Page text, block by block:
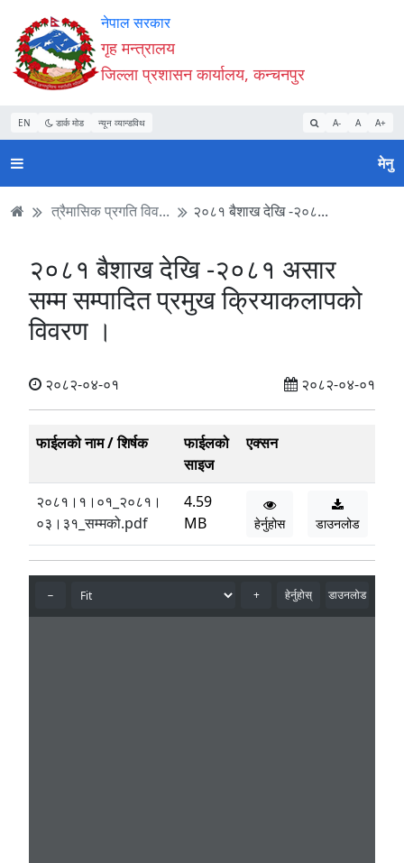
Accessibility
Mode
सुरु
गर्नुहोस्
सामाग्री
पढ्नुहाेस्
नेभिगेसन
पढ्नुहाेस्
वेबसाइट
खोजमा
जानुहोस्
नेपाल सरकार
गृह मन्त्रालय
जिल्ला प्रशासन कार्यालय, कन्चनपुर
EN डार्क मोड न्यून व्यान्डविथ A- A A+
मेनु
त्रैमासिक प्रगति विव... २०८१ बैशाख देखि -२०८...
२०८१ बैशाख देखि -२०८१ असार
सम्म सम्पादित प्रमुख क्रियाकलापको
विवरण ।
२०८२-०४-०१ २०८२-०४-०१
फाईलको नाम / शिर्षक
फाईलको
साइज
एक्सन
२०८१।१।०१_२०८१।
०३।३१_सम्मको.pdf
4.59
MB
हेर्नुहोस डाउनलोड